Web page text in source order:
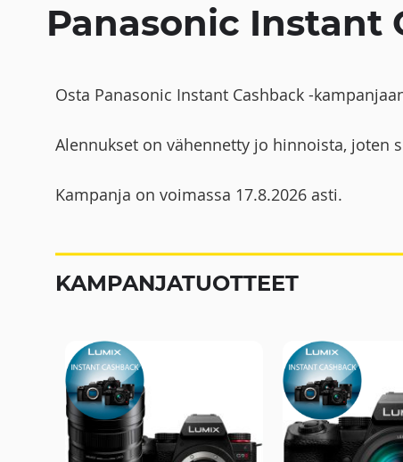
Panasonic Instant
Osta Panasonic Instant Cashback -
Alennukset on vähennetty jo hinnoista, joten
Kampanja on voimassa 17.8.2026 asti.
KAMPANJATUOTTEET